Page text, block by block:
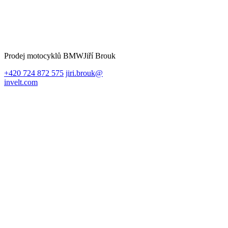
Prodej motocyklů BMWJiří Brouk
+420 724 872 575 jiri.brouk@
invelt.com